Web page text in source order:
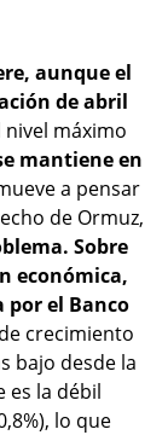
aunque el
de abril
nivel máximo
mantiene en
a pensar
de Ormuz,
Sobre
económica,
por el Banco
crecimiento
bajo desde la
es la débil
lo que